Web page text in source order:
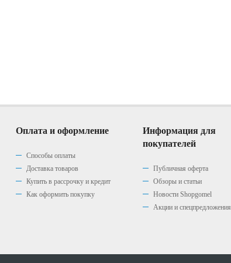
Оплата и оформление
Способы оплаты
Доставка товаров
Купить в рассрочку и кредит
Как оформить покупку
Информация для
покупателей
Публичная оферта
Обзоры и статьи
Новости Shopgomel
Акции и спецпредложения